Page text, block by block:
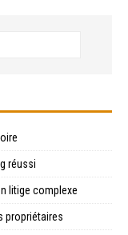
réussi
litige complexe
propriétaires